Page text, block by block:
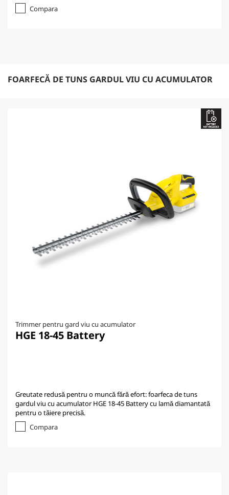
Compara
FOARFECĂ DE TUNS GARDUL VIU CU ACUMULATOR
Trimmer pentru gard viu cu acumulator
HGE 18-45 Battery
Greutate redusă pentru o muncă fără efort: foarfeca de tuns
gardul viu cu acumulator HGE 18-45 Battery cu lamă diamantată
pentru o tăiere precisă.
Compara